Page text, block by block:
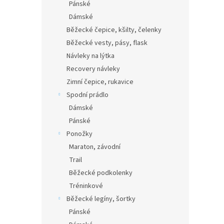
Pánské
Dámské
Běžecké čepice, kšilty, čelenky
Běžecké vesty, pásy, flask
Návleky na lýtka
Recovery návleky
Zimní čepice, rukavice
Spodní prádlo
Dámské
Pánské
Ponožky
Maraton, závodní
Trail
Běžecké podkolenky
Tréninkové
Běžecké legíny, šortky
Pánské